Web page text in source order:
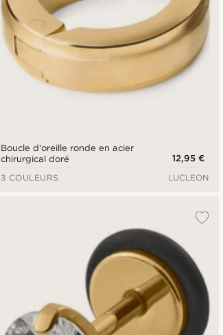
Boucle d'oreille ronde en acier
chirurgical doré
12,95 €
3 COULEURS
LUCLEON